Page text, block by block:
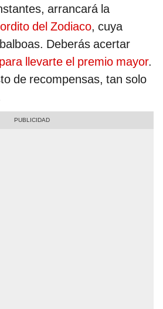
arrancará la
del Zodiaco, cuya
Deberás acertar
llevarte el premio mayor.
de recompensas, tan solo